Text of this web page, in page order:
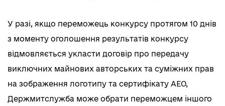
У разі, якщо переможець конкурсу протягом 10 днів
з моменту оголошення результатів конкурсу
відмовляється укласти договір про передачу
виключних майнових авторських та суміжних прав
на зображення логотипу та сертифікату АЕО,
Держмитслужба може обрати переможцем іншого